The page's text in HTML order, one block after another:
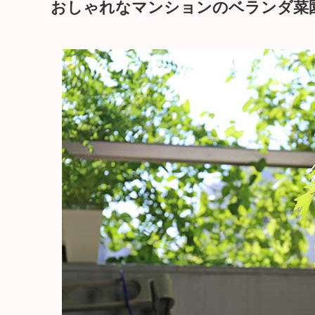
おしゃれなマンションのベランダ菜